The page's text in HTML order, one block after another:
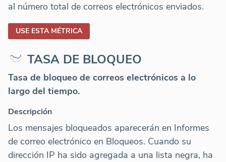
al número total de correos electrónicos enviados.
USE ESTA MÉTRICA
TASA DE BLOQUEO
Tasa de bloqueo de correos electrónicos a lo
largo del tiempo.
Descripción
Los mensajes bloqueados aparecerán en Informes
de correo electrónico en Bloqueos. Cuando su
dirección IP ha sido agregada a una lista negra, ha